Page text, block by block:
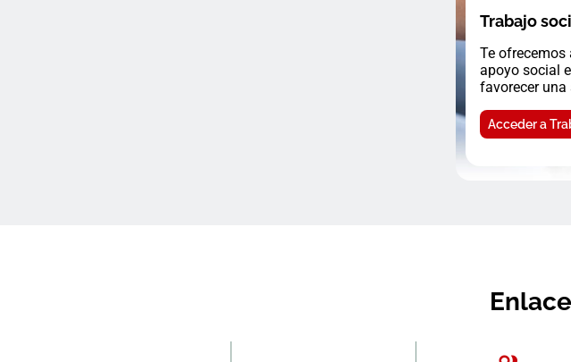
Trabajo
Te
apoyo social
favorecer una
Acceder a